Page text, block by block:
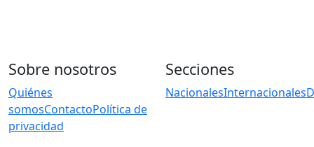
Sobre nosotros
Quiénes
somosContactoPolítica de
privacidad
Secciones
NacionalesInternacionales